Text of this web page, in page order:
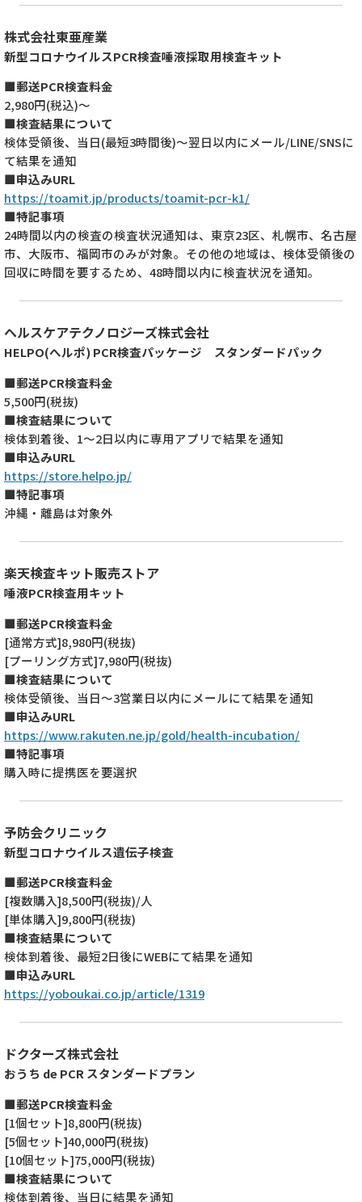
株式会社東亜産業
新型コロナウイルスPCR検査唾液採取用検査キット
■郵送PCR検査料金
2,980円(税込)～
■検査結果について
検体受領後、当日(最短3時間後)～翌日以内にメール/LINE/SNSに
て結果を通知
■申込みURL
https://toamit.jp/products/toamit-pcr-k1/
■特記事項
24時間以内の検査の検査状況通知は、東京23区、札幌市、名古屋
市、大阪市、福岡市のみが対象。その他の地域は、検体受領後の
回収に時間を要するため、48時間以内に検査状況を通知。
ヘルスケアテクノロジーズ株式会社
HELPO(へルポ) PCR検査パッケージ スタンダードパック
■郵送PCR検査料金
5,500円(税抜)
■検査結果について
検体到着後、1～2日以内に専用アプリで結果を通知
■申込みURL
https://store.helpo.jp/
■特記事項
沖縄・離島は対象外
楽天検査キット販売ストア
唾液PCR検査用キット
■郵送PCR検査料金
[通常方式]8,980円(税抜)
[プーリング方式]7,980円(税抜)
■検査結果について
検体受領後、当日～3営業日以内にメールにて結果を通知
■申込みURL
https://www.rakuten.ne.jp/gold/health-incubation/
■特記事項
購入時に提携医を要選択
予防会クリニック
新型コロナウイルス遺伝子検査
■郵送PCR検査料金
[複数購入]8,500円(税抜)/人
[単体購入]9,800円(税抜)
■検査結果について
検体到着後、最短2日後にWEBにて結果を通知
■申込みURL
https://yoboukai.co.jp/article/1319
ドクターズ株式会社
おうち de PCR スタンダードプラン
■郵送PCR検査料金
[1個セット]8,800円(税抜)
[5個セット]40,000円(税抜)
[10個セット]75,000円(税抜)
■検査結果について
検体到着後、当日に結果を通知